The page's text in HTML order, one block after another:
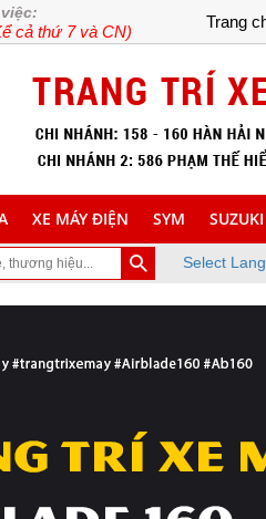
cả thứ 7 và CN)
Trang
XE MÁY ĐIỆN SYM SUZUKI
Select
cấp và lắp đặt phụ tùng inox